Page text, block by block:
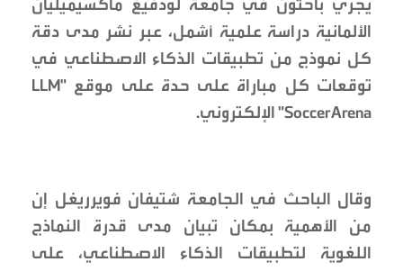
يجري باحثون في جامعة لودفيغ ماكسيميليان
الألمانية دراسة علمية أشمل، عبر نشر مدى دقة
كل نموذج من تطبيقات الذكاء الاصطناعي في
توقعات كل مباراة على حدة على موقع "LLM
SoccerArena" الإلكتروني.
وقال الباحث في الجامعة شتيفان فويرريغل إن
من الأهمية بمكان تبيان مدى قدرة النماذج
اللغوية لتطبيقات الذكاء الاصطناعي، على